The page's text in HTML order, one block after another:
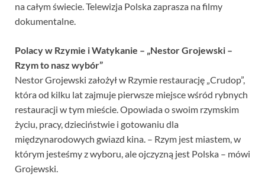
na całym świecie. Telewizja Polska zaprasza na filmy
dokumentalne.
Polacy w Rzymie i Watykanie – „Nestor Grojewski –
Rzym to nasz wybór”
Nestor Grojewski założył w Rzymie restaurację „Crudop”,
która od kilku lat zajmuje pierwsze miejsce wśród rybnych
restauracji w tym mieście. Opowiada o swoim rzymskim
życiu, pracy, dzieciństwie i gotowaniu dla
międzynarodowych gwiazd kina. – Rzym jest miastem, w
którym jesteśmy z wyboru, ale ojczyzną jest Polska – mówi
Grojewski.